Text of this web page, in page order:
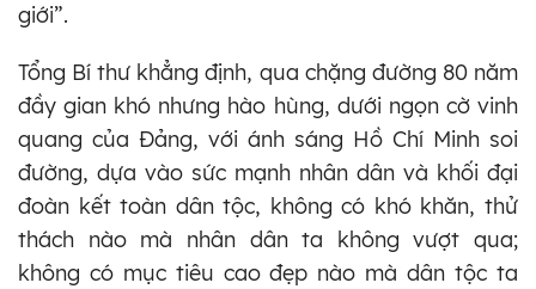
giới”.
Tổng Bí thư khẳng định, qua chặng đường 80 năm
đầy gian khó nhưng hào hùng, dưới ngọn cờ vinh
quang của Đảng, với ánh sáng Hồ Chí Minh soi
đường, dựa vào sức mạnh nhân dân và khối đại
đoàn kết toàn dân tộc, không có khó khăn, thử
thách nào mà nhân dân ta không vượt qua;
không có mục tiêu cao đẹp nào mà dân tộc ta